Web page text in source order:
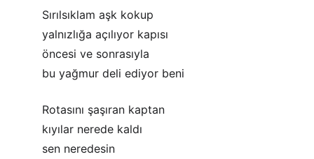
Sırılsıklam aşk kokup
yalnızlığa açılıyor kapısı
öncesi ve sonrasıyla
bu yağmur deli ediyor beni
Rotasını şaşıran kaptan
kıyılar nerede kaldı
sen neredesin